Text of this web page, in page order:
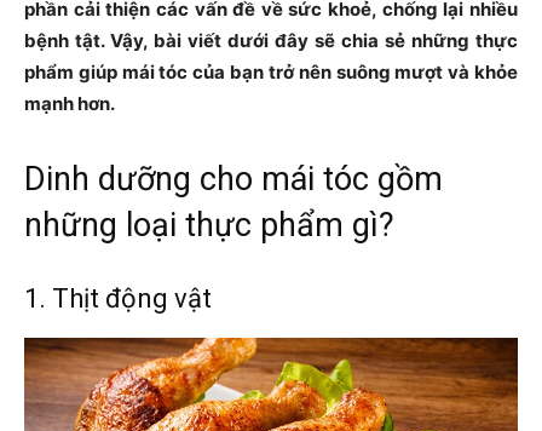
phần cải thiện các vấn đề về sức khoẻ, chống lại nhiều
bệnh tật. Vậy, bài viết dưới đây sẽ chia sẻ những thực
phẩm giúp mái tóc của bạn trở nên suông mượt và khỏe
mạnh hơn.
Dinh dưỡng cho mái tóc gồm
những loại thực phẩm gì?
1. Thịt động vật